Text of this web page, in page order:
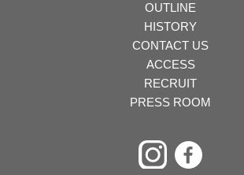
OUTLINE
HISTORY
CONTACT US
ACCESS
RECRUIT
PRESS ROOM